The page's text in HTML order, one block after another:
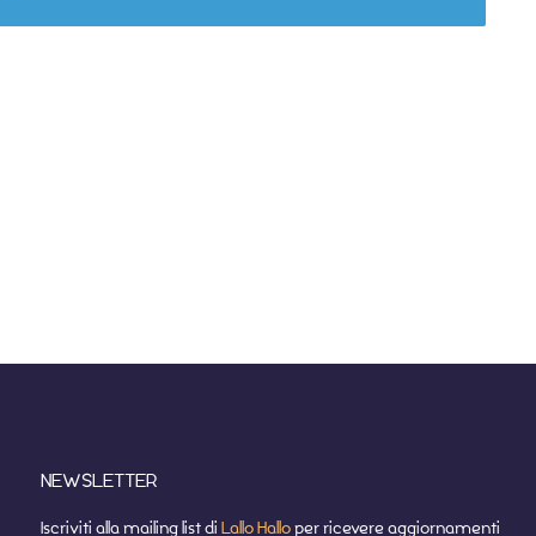
NEWSLETTER
Iscriviti alla mailing list di Lallo Halloper ricevere aggiornamenti